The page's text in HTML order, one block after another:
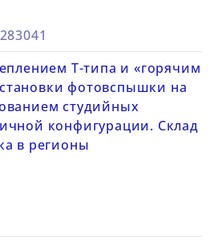
T-типа и «горячим
фотовспышки на
студийных
конфигурации. Склад
в регионы